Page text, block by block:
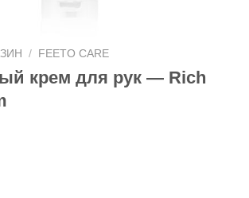
/ FEETO CARE
крем для рук — Rich